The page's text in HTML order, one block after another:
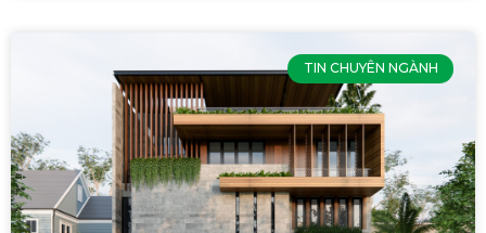
TIN CHUYÊN NGÀNH